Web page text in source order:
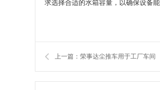
求选择合适的水箱容量，以确保设备
上一篇：荣事达尘推车用于工厂车间